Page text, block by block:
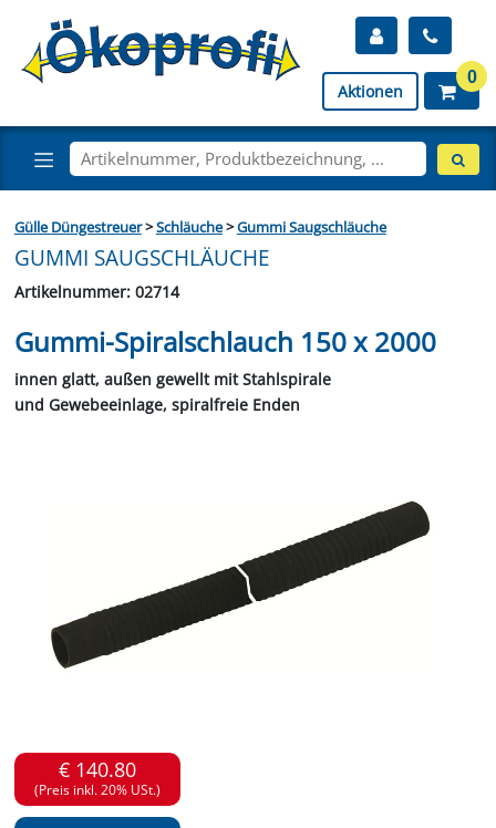
Aktionen
0
Gülle Düngestreuer>Schläuche>Gummi Saugschläuche
GUMMI SAUGSCHLÄUCHE
Artikelnummer: 02714
Gummi-Spiralschlauch 150 x 2000
innen glatt, außen gewellt mit Stahlspirale
und Gewebeeinlage, spiralfreie Enden
€ 140.80
(Preis inkl. 20% USt.)